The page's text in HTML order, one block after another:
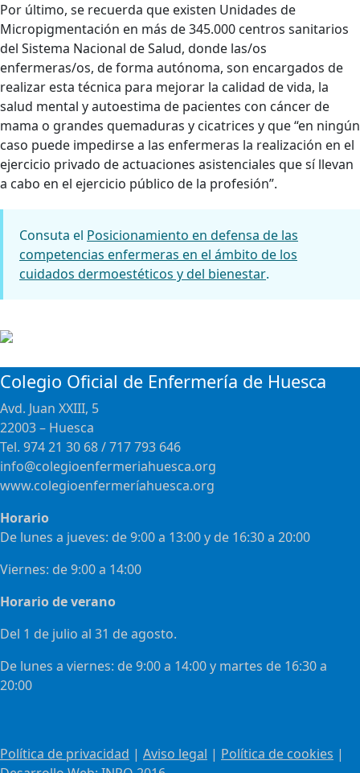
Por último, se recuerda que existen Unidades de
Micropigmentación en más de 345.000 centros sanitarios
del Sistema Nacional de Salud, donde las/os
enfermeras/os, de forma autónoma, son encargados de
realizar esta técnica para mejorar la calidad de vida, la
salud mental y autoestima de pacientes con cáncer de
mama o grandes quemaduras y cicatrices y que “en ningún
caso puede impedirse a las enfermeras la realización en el
ejercicio privado de actuaciones asistenciales que sí llevan
a cabo en el ejercicio público de la profesión”.
Consuta el Posicionamiento en defensa de las
competencias enfermeras en el ámbito de los
cuidados dermoestéticos y del bienestar.
Colegio Oficial de Enfermería de Huesca
Avd. Juan XXIII, 5
22003 – Huesca
Tel. 974 21 30 68 / 717 793 646
info@colegioenfermeriahuesca.org
www.colegioenfermeríahuesca.org
Horario
De lunes a jueves: de 9:00 a 13:00 y de 16:30 a 20:00
Viernes: de 9:00 a 14:00
Horario de verano
Del 1 de julio al 31 de agosto.
De lunes a viernes: de 9:00 a 14:00 y martes de 16:30 a
20:00
Política de privacidad | Aviso legal | Política de cookies |